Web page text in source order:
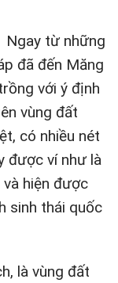
Ngay từ những
đã đến Măng
với ý định
vùng đất
có nhiều nét
được ví như là
hiện được
sinh thái quốc
là vùng đất